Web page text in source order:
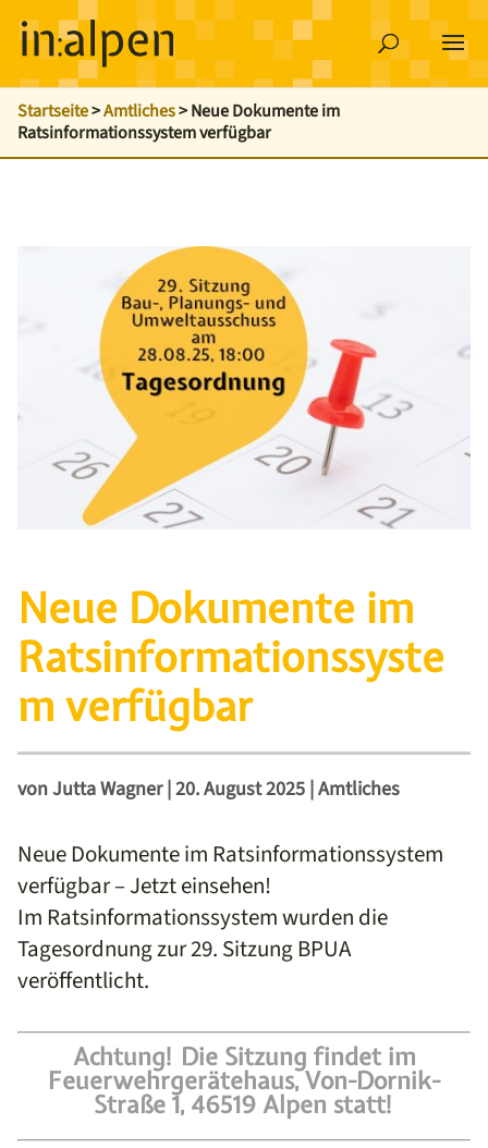
Startseite>Amtliches>Neue Dokumente im
Ratsinformationssystem verfügbar
Neue Dokumente im
Ratsinformationssyste
m verfügbar
vonJutta Wagner| 20. August 2025| Amtliches
Neue Dokumente im Ratsinformationssystem
verfügbar – Jetzt einsehen!
Im Ratsinformationssystem wurden die
Tagesordnung zur 29. Sitzung BPUA
veröffentlicht.
Achtung! Die Sitzung findet im
Feuerwehrgerätehaus, Von-Dornik-
Straße 1, 46519 Alpen statt!